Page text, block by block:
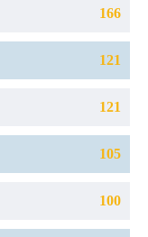
166
121
121
105
100